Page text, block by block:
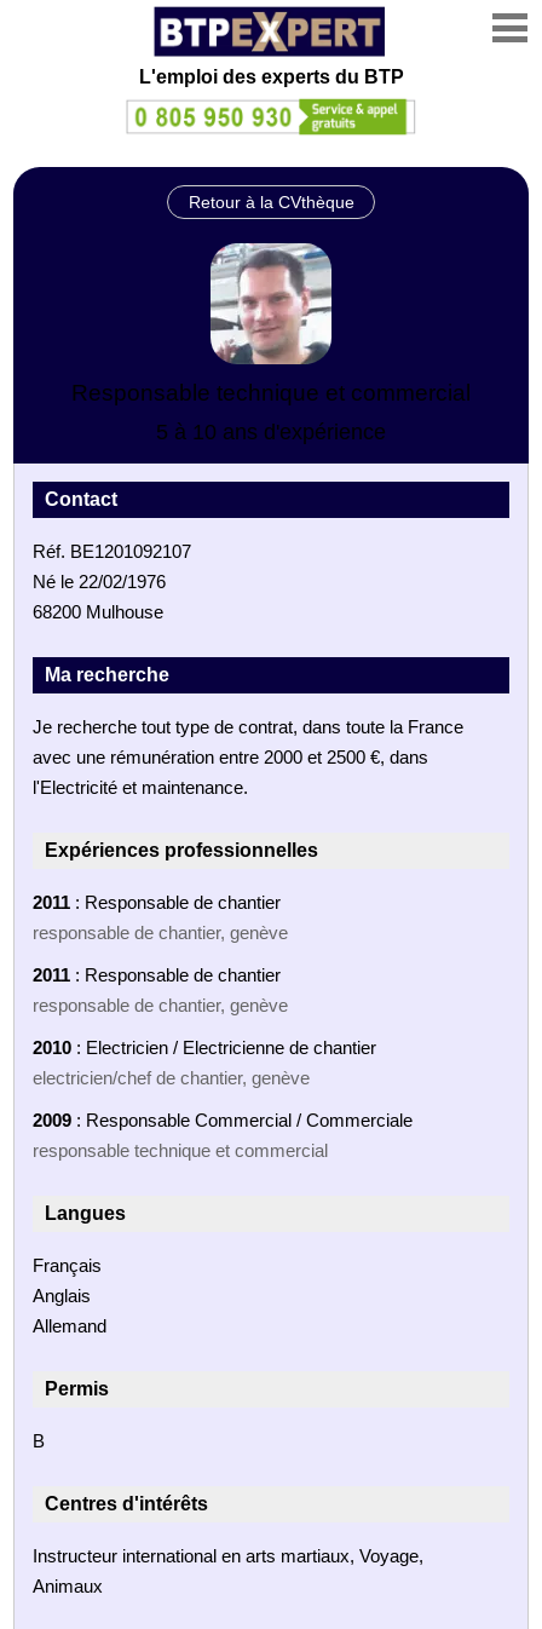
L'emploi des experts du BTP
Retour à la CVthèque
Responsable technique et commercial
5 à 10 ans d'expérience
Contact
Réf. BE1201092107
Né le 22/02/1976
68200 Mulhouse
Ma recherche
Je recherche tout type de contrat, dans toute la France
avec une rémunération entre 2000 et 2500 €, dans
l'Electricité et maintenance.
Expériences professionnelles
2011 : Responsable de chantier
responsable de chantier, genève
2011 : Responsable de chantier
responsable de chantier, genève
2010 : Electricien / Electricienne de chantier
electricien/chef de chantier, genève
2009 : Responsable Commercial / Commerciale
responsable technique et commercial
Langues
Français
Anglais
Allemand
Permis
B
Centres d'intérêts
Instructeur international en arts martiaux, Voyage,
Animaux